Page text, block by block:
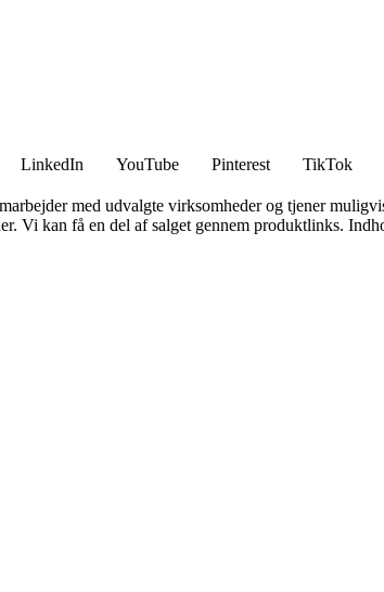
LinkedIn YouTube Pinterest TikTok
med udvalgte virksomheder og tjener
Vi kan få en del af salget gennem produktlinks.